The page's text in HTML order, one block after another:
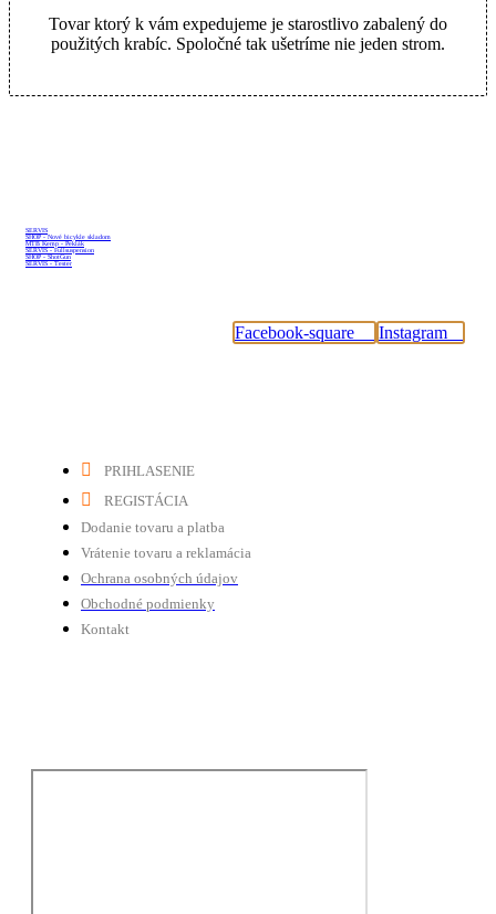
Tovar ktorý k vám expedujeme je starostlivo zabalený do
použitých krabíc. Spoločné tak ušetríme nie jeden strom.
SERVIS
SHOP - Nové bicykle skladom
MTB Kemp - Peklák
SERVIS - Fullsuspension
SHOP - ShotGun
SERVIS - Tester
Facebook-square Instagram
PRIHLASENIE
REGISTÁCIA
Dodanie tovaru a platba
Vrátenie tovaru a reklamácia
Ochrana osobných údajov
Obchodné podmienky
Kontakt